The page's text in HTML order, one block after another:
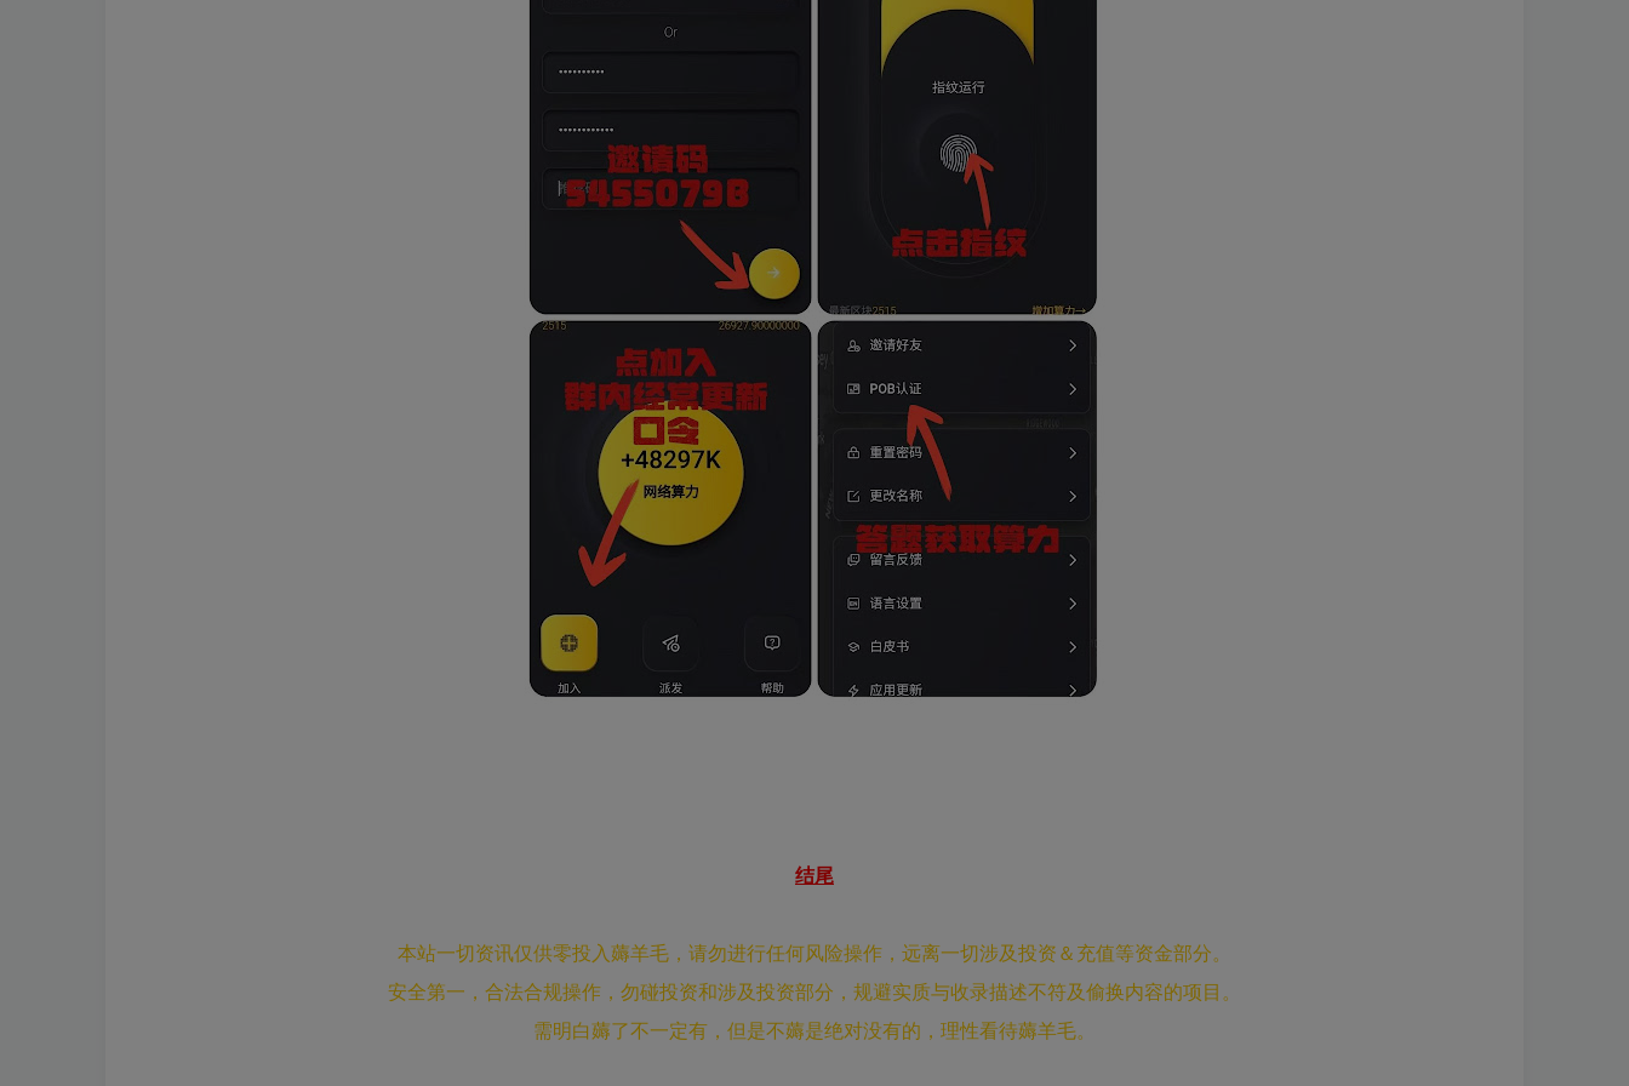
结尾
本站一切资讯仅供零投入薅羊毛，请勿进行任何风险操作，远离一切涉及投资＆充值等资金部分。
安全第一，合法合规操作，勿碰投资和涉及投资部分，规避实质与收录描述不符及偷换内容的项目。
需明白薅了不一定有，但是不薅是绝对没有的，理性看待薅羊毛。